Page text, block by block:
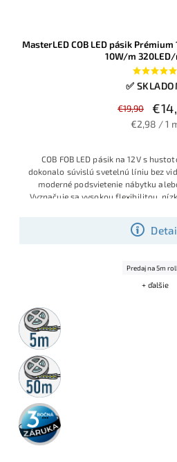
MasterLED COB LED pásik
10W/m
✅
€19,90
€2,98 / 1
COB FOB LED pásik na 12V s
dokonalo súvislú svetelnú líniu bez
moderné podsvietenie nábytku
Vyznačuje sa vysokou flexibilitou,
inštalácia vďaka samolepiacej 3M
prémiové
Predaj na 5m
+ ďalšie
5m
rolka
50m
rolka
3 roky
záruka